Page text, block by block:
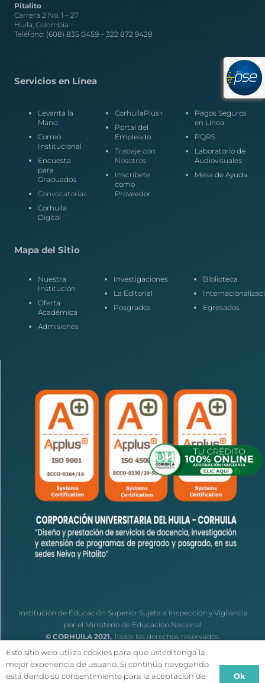
Pitalito
Carrera 2 No. 1 – 27
Huila, Colombia
Teléfono: (608) 835 0459 – 322 872 9428
Servicios en Línea
Levanta la
Mano
Correo
Institucional
Encuesta
para
Graduados
Convocatorias
Corhuila
Digital
CorhuilaPlus+
Portal del
Empleado
Trabaje con
Nosotros
Inscríbete
como
Proveedor
Pagos Seguros
en Línea
PQRS
Laboratorio de
Audiovisuales
Mesa de Ayuda
Mapa del Sitio
Nuestra
Institución
Oferta
Académica
Admisiones
Investigaciones
La Editorial
Posgrados
Biblioteca
Egresados
Institución de Educación Superior Sujeta a Inspección y Vigilancia
por el Ministerio de Educación Nacional
© CORHUILA 2021. Todos los derechos reservados.
Este sitio web utiliza cookies para que usted tenga la
mejor experiencia de usuario. Si continúa navegando
está dando su consentimiento para la aceptación de
Ok